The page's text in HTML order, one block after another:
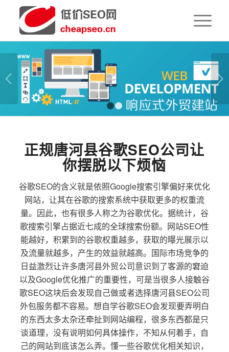
下一页
1 2
正规唐河县谷歌SEO公司让
你摆脱以下烦恼
谷歌SEO的含义就是依照Google搜索引擎偏好来优化
网站，让其在谷歌的搜索系统中获取更多的权重流
量。因此，也有很多人称之为谷歌优化。据统计，谷
歌搜索引擎占据近七成的全球搜索份额。网站SEO性
能越好，积累到的谷歌权重越多，获取的曝光展示以
及流量就越多，产生的效益就越高。国际市场竞争的
日益激烈让许多唐河县外贸公司意识到了客源的窘迫
以及Google优化推广的重要性，可是当很多人接触谷
歌SEO这块后会发现自己做或者选择唐河县SEO公司
外包服务都不容易。想自学谷歌SEO会发现要弄明白
的东西太多太杂还牵扯到网站编程，很多东西都是只
谈道理，没有说明如何具体操作，不知从何着手，自
己的网站到底该怎么弄。懂一些谷歌优化相关知识，